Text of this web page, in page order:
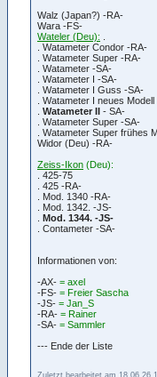
Walz (Japan?) -RA-
Wara -FS-
Wateler (Deu):
. Watameter Condor -RA-
. Watameter Super -RA-
. Watameter -SA-
. Watameter I -SA-
. Watameter I Guss -SA-
. Watameter I neues
Watameter II - SA-
. Watameter Super -SA-
. Watameter Super frühes
Widor (Deu) -RA-
Zeiss-Ikon (Deu):
. 425-75
. 425 -RA-
. Mod. 1340 -RA-
. Mod. 1342. -JS-
Mod. 1344. -JS-
. Contameter -SA-
Informationen von:
-AX- = axel
-FS- = Freier Sascha
-JS- = Jan_S
-RA- = Rainer
-SA- = Sammler
--- Ende der Liste